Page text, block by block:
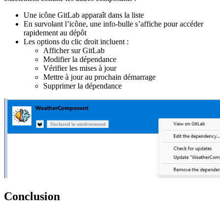
Une icône GitLab apparaît dans la liste
En survolant l’icône, une info-bulle s’affiche pour accéder
rapidement au dépôt
Les options du clic droit incluent :
Afficher sur GitLab
Modifier la dépendance
Vérifier les mises à jour
Mettre à jour au prochain démarrage
Supprimer la dépendance
Conclusion